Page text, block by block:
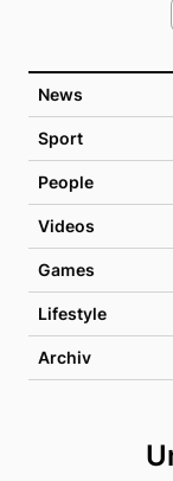
News
Sport
People
Videos
Games
Lifestyle
Archiv